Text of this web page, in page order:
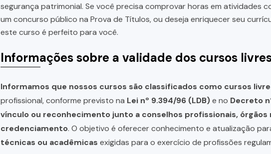
segurança patrimonial. Se você precisa comprovar horas em atividades
um concurso público na Prova de Títulos, ou deseja enriquecer seu
este curso é perfeito para você.
Informações sobre a validade dos cursos
Informamos que nossos cursos são classificados como cursos
profissional, conforme previsto na Lei nº 9.394/96 (LDB)e no Decreto
vínculo ou reconhecimento junto a conselhos profissionais,
credenciamento. O objetivo é oferecer conhecimento e atualização
técnicas ou acadêmicas exigidas para o exercício de profissões